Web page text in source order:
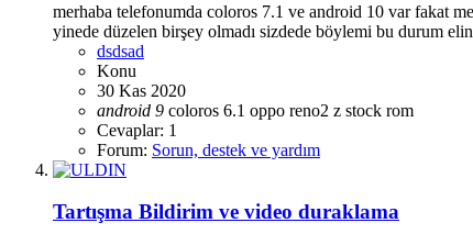
merhaba telefonumda coloros 7.1 ve android 10 var fakat
yinede düzelen birşey olmadı sizdede böylemi bu durum
dsdsad
Konu
30 Kas 2020
android 9 coloros 6.1 oppo reno2 z stock rom
Cevaplar: 1
Forum: Sorun, destek ve yardım
Tartışma Bildirim ve video duraklama